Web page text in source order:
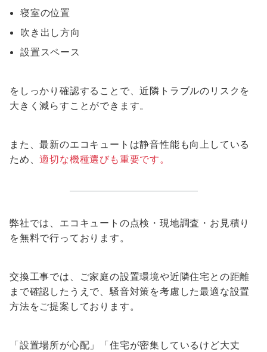
寝室の位置
吹き出し方向
設置スペース
をしっかり確認することで、近隣トラブルのリスクを
大きく減らすことができます。
また、最新のエコキュートは静音性能も向上している
ため、適切な機種選びも重要です。
弊社では、エコキュートの点検・現地調査・お見積り
を無料で行っております。
交換工事では、ご家庭の設置環境や近隣住宅との距離
まで確認したうえで、騒音対策を考慮した最適な設置
方法をご提案しております。
「設置場所が心配」「住宅が密集しているけど大丈